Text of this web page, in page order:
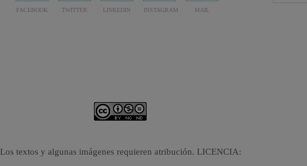
FACEBOOK TWITTER LINKEDIN INSTAGRAM MAIL
Los textos y algunas imágenes requieren atribución. LICENCIA: